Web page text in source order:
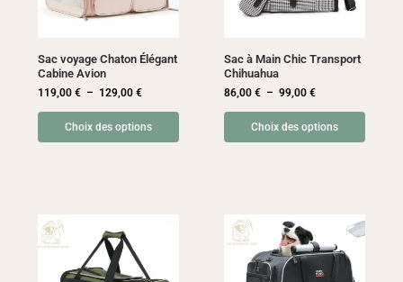
Sac voyage Chaton Élégant
Cabine Avion
119,00 € – 129,00 €
Choix des options
Sac à Main Chic Transport
Chihuahua
86,00 € – 99,00 €
Choix des options